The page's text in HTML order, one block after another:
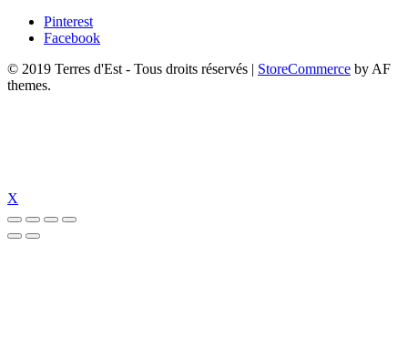
Pinterest
Facebook
© 2019 Terres d'Est - Tous droits réservés
StoreCommerce by AF
themes.
X